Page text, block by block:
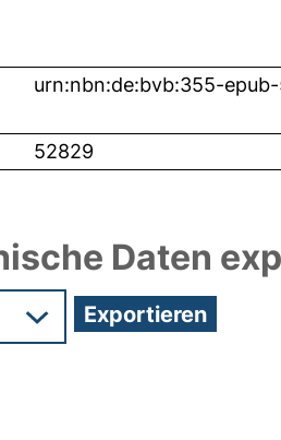
urn:nbn:de:bvb:355-
52829
Daten